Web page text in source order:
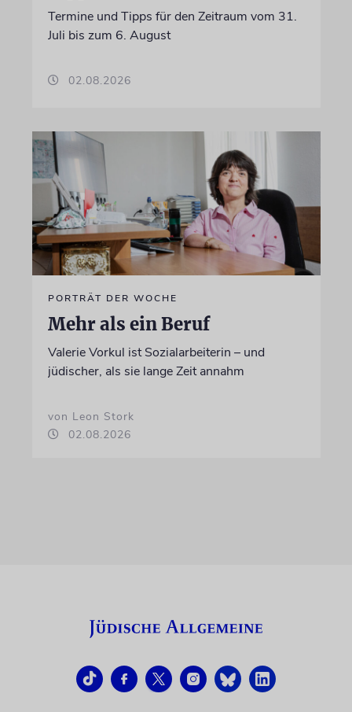
Termine und Tipps für den Zeitraum vom 31.
Juli bis zum 6. August
02.08.2026
PORTRÄT DER WOCHE
Mehr als ein Beruf
Valerie Vorkul ist Sozialarbeiterin – und
jüdischer, als sie lange Zeit annahm
von Leon Stork
02.08.2026